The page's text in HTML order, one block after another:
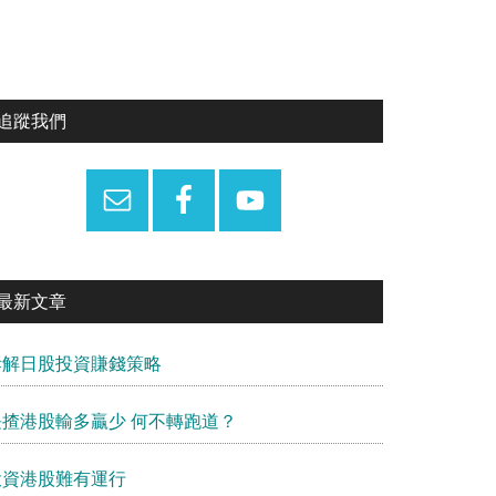
蹤我們
新文章
日股投資賺錢策略
港股輸多贏少 何不轉跑道？
港股難有運行